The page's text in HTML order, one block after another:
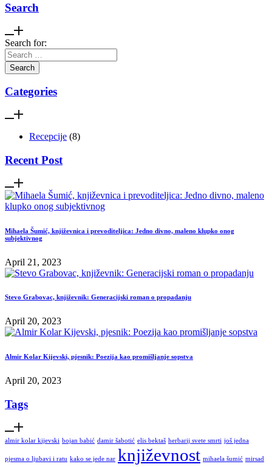
Search
Search for:
Categories
Recepcije (8)
Recent Post
Mihaela Šumić, književnica i prevoditeljica: Jedno divno, maleno klupko onog
subjektivnog
April 21, 2023
Stevo Grabovac, književnik: Generacijski roman o propadanju
April 20, 2023
Almir Kolar Kijevski, pjesnik: Poezija kao promišljanje sopstva
April 20, 2023
Tags
almir kolar kijevski bojan babić damir šabotić elis bektaš herbarij svete smrti još jedna
pjesma o ljubavi i ratu kako se jede nar književnost mihaela šumić mirsad